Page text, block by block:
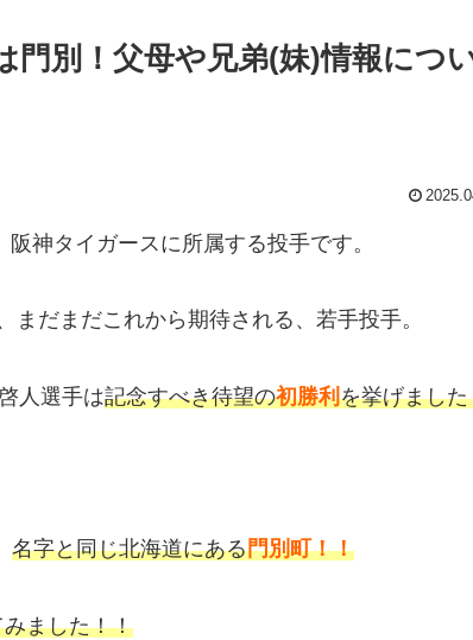
門別！父母や兄弟(妹)情報につ
神タイガースに所属する投手です。
だまだこれから期待される、若手投手。
人選手は記念すべき待望の初勝利を挙げました
名字と同じ北海道にある門別町！！
ました！！